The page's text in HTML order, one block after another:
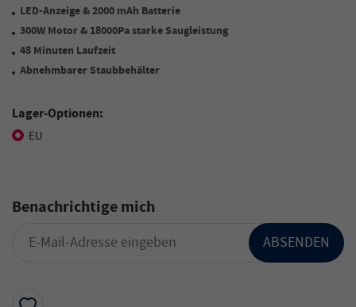
LED-Anzeige & 2000 mAh Batterie
300W Motor & 18000Pa starke Saugleistung
48 Minuten Laufzeit
Abnehmbarer Staubbehälter
Lager-Optionen:
EU
Benachrichtige mich
ABSENDEN